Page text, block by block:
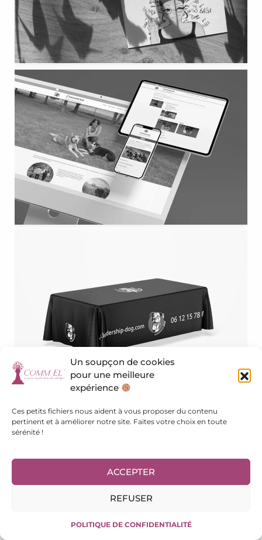
Un soupçon de cookies
pour une meilleure
expérience
Ces petits fichiers nous aident à vous proposer du contenu
pertinent et à améliorer notre site. Faites votre choix en toute
sérénité !
ACCEPTER
REFUSER
POLITIQUE DE CONFIDENTIALITÉ